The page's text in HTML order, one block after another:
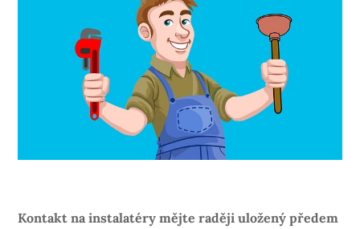
Kontakt na instalatéry mějte raději uložený předem